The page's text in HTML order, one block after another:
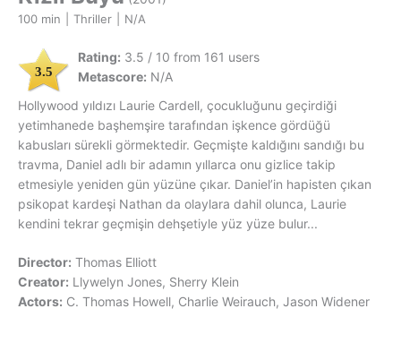
100 min Thriller N/A
3.5
Rating: 3.5 / 10 from 161 users
Metascore: N/A
Hollywood yıldızı Laurie Cardell, çocukluğunu geçirdiği
yetimhanede başhemşire tarafından işkence gördüğü
kabusları sürekli görmektedir. Geçmişte kaldığını sandığı bu
travma, Daniel adlı bir adamın yıllarca onu gizlice takip
etmesiyle yeniden gün yüzüne çıkar. Daniel’in hapisten çıkan
psikopat kardeşi Nathan da olaylara dahil olunca, Laurie
kendini tekrar geçmişin dehşetiyle yüz yüze bulur...
Director: Thomas Elliott
Creator: Llywelyn Jones, Sherry Klein
Actors: C. Thomas Howell, Charlie Weirauch, Jason Widener